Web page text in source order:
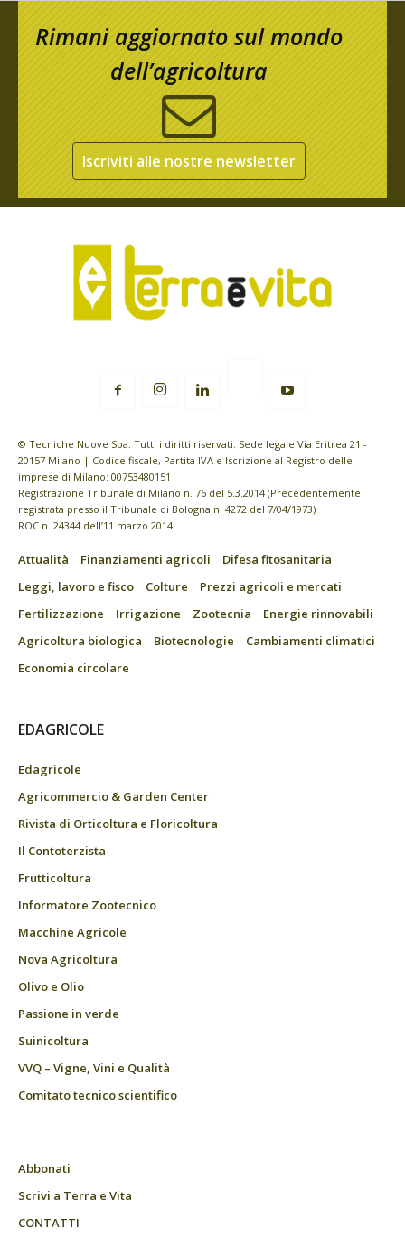
Rimani aggiornato sul mondo
dell’agricoltura
Iscriviti alle nostre newsletter
© Tecniche Nuove Spa. Tutti i diritti riservati. Sede legale Via Eritrea 21 -
20157 Milano | Codice fiscale, Partita IVA e Iscrizione al Registro delle
imprese di Milano: 00753480151
Registrazione Tribunale di Milano n. 76 del 5.3.2014 (Precedentemente
registrata presso il Tribunale di Bologna n. 4272 del 7/04/1973)
ROC n. 24344 dell’11 marzo 2014
Attualità Finanziamenti agricoli
Difesa fitosanitaria
Leggi, lavoro e fisco
Colture
Prezzi agricoli e mercati
Fertilizzazione
Irrigazione Zootecnia
Energie rinnovabili
Agricoltura biologica
Biotecnologie
Cambiamenti climatici
Economia circolare
EDAGRICOLE
Edagricole
Agricommercio & Garden Center
Rivista di Orticoltura e Floricoltura
Il Contoterzista
Frutticoltura
Informatore Zootecnico
Macchine Agricole
Nova Agricoltura
Olivo e Olio
Passione in verde
Suinicoltura
VVQ – Vigne, Vini e Qualità
Comitato tecnico scientifico
Abbonati
Scrivi a Terra e Vita
CONTATTI